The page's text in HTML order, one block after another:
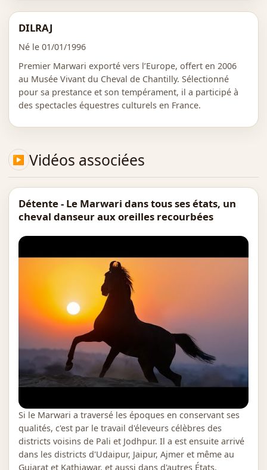
DILRAJ
Né le 01/01/1996
Premier Marwari exporté vers l’Europe, offert en 2006
au Musée Vivant du Cheval de Chantilly. Sélectionné
pour sa prestance et son tempérament, il a participé à
des spectacles équestres culturels en France.
Vidéos associées
Détente - Le Marwari dans tous ses états, un
cheval danseur aux oreilles recourbées
Si le Marwari a traversé les époques en conservant ses
qualités, c'est par le travail d'éleveurs célèbres des
districts voisins de Pali et Jodhpur. Il a est ensuite arrivé
dans les districts d'Udaipur, Jaipur, Ajmer et même au
Gujarat et Kathiawar, et aussi dans d'autres États.